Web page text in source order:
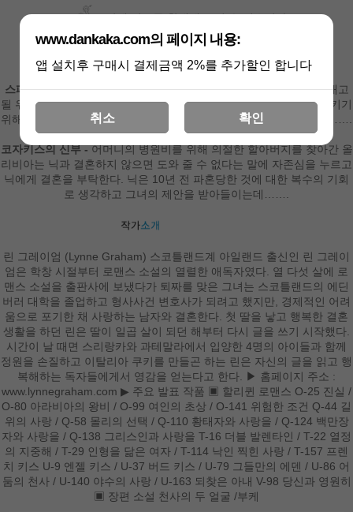
상세 정보를 확대해 보실 수 있습니다
스페인의 열정 -딕시는 의붓언니 대신 떠맡은 빚 때문에 직장에서 해고
될 위기에 처한다. 그때 사장인 세자르가 건강이 나쁜 대부를 안심시키기
위해 자신과 가짜 결혼을 하면 빚을 대신 갚아 주겠다고 제안하는데…….
코자키스의 신부 -어머니의 병원비를 위해 의절한 할아버지를 찾아간 올
리비아는 닉과 결혼하지 않으면 도와 줄 수 없다는 말에 자존심을 누르고
닉에게 결혼을 부탁한다. 닉은 10년 전 파혼당한 것에 대한 복수의 기회
로 생각하고 그녀의 제안을 받아들이는데…….
린 그레이엄 (Lynne Graham) 스코틀랜드계 아일랜드 출신인 린 그레이
엄은 학창 시절부터 로맨스 소설의 열렬한 애독자였다. 열 다섯 살에 로
맨스 소설을 출판사에 보냈다가 퇴짜를 맞은 그녀는 스코틀랜드의 에딘
버러 대학을 졸업하고 형사사건 변호사가 되려고 했지만, 경제적인 어려
움으로 포기한 채 사랑하는 남자와 결혼한다. 첫 딸을 낳고 행복한 결혼
생활을 하던 린은 딸이 일곱 살이 되던 해부터 다시 글을 쓰기 시작했다.
시간이 날 때면 스리랑카와 과테말라에서 입양한 4명의 아이들과 함께
정원을 손질하고 이탈리아 쿠키를 만들곤 하는 린은 자신의 글을 읽고 행
복해하는 독자들에게서 영감을 얻는다고 한다. ▶ 홈페이지 주소 :
www.lynnegraham.com ▶ 주요 발표 작품 ▣ 할리퀸 로맨스 O-25 진실 /
O-80 아라비아의 왕비 / O-99 여인의 초상 / O-141 위험한 조건 Q-44 길
위의 사랑 / Q-58 몰리의 선택 / Q-110 황태자와 사랑을 / Q-124 백만장
자와 사랑을 / Q-138 그리스인과 사랑을 T-16 더블 발렌타인 / T-22 열정
의 지중해 / T-29 인형을 닮은 여자 / T-114 낙인 찍힌 사랑 / T-157 프렌
치 키스 U-9 엔젤 키스 / U-37 버드 키스 / U-79 그들만의 에덴 / U-86 어
둠의 천사 / U-140 야수의 사랑 / U-163 되찾은 아내 V-98 당신과 영원히
▣ 장편 소설 천사의 두 얼굴 /부케
www.dankaka.com의 페이지 내용:
앱 설치후 구매시 결제금액 2%를 추가할인 합니다
취소 확인